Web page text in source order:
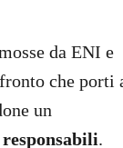
da ENI e
che porti
un
.